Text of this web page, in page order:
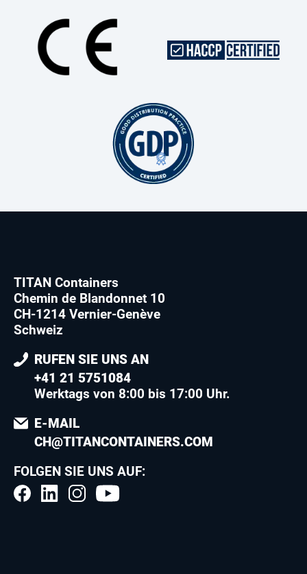
TITAN Containers
Chemin de Blandonnet 10
CH-1214 Vernier-Genève
Schweiz
RUFEN SIE UNS AN
+41 21 5751084
Werktags von 8:00 bis 17:00 Uhr.
E-MAIL
CH@TITANCONTAINERS.COM
FOLGEN SIE UNS AUF: